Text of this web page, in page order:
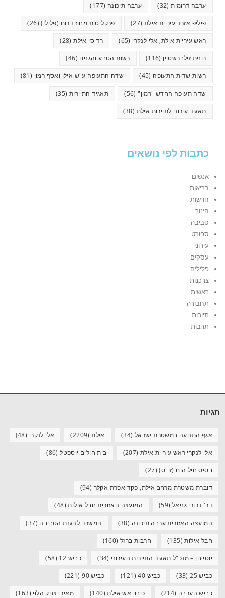
ערבה דרומית(32) ערבה תיכונה (177)
פיליפ אזרד עיריית אילת (27) פרקליטות מחוז דרום (פלילי)(26)
ראש עיריית אילת, אלי לנקרי (65) רד סי אילת(28)
רונית זילברשטיין (116) רשות הטבע והגנים (46)
רשות שדות התעופה (45) שדה התעופה ע"ש אילן ואסף רמון (81)
שדה תעופה החדש "רמון"(56) תאגיד התיירות (35)
תאגיד עירוני לתיירות אילת (38)
כתבות לפי נושאים
אנשים
בריאות
חדשות
חינוך
סביבה
ספורט
עירוני
עסקים
פלילים
צרכנות
ראשית
תחבורה
תיירות
תרבות
תגיות
אגף התנועה במשטרת ישראל (34) אילת(2209) אלי לנקרי (48)
אלי לנקרי ראש עיריית אילת (207) בית חולים יוספטל(86)
בסיס חיל הים (זי"ס)(27)
דוברת משטרת מרחב אילת, פקד אפרת אקלר (94)
דר' דרורי גניאל (59) המועצה האזורית חבל אילות(48)
המועצה האזורית ערבה תיכונה (38) המשרד להגנת הסביבה (37)
חבל אילות(135) חרבות ברזל (160)
יוסי חן – מנכ"ל תאגיד התיירות העירוני (34) כביש 12 (58)
כביש 25 (33) כביש 40 (121) כביש 90 (221)
כביש הערבה (214) כיבוי אש אילת(140) מאיר יצחק הלוי (163)